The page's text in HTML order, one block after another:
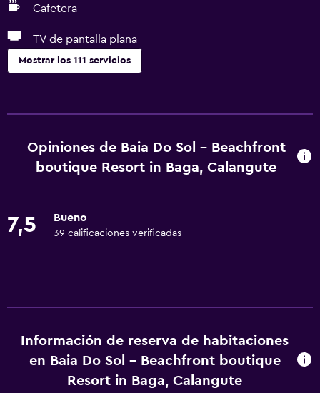
Cafetera
TV de pantalla plana
Mostrar los 111 servicios
Habitaciones familiares
Vista al patio interior
Casilleros
Espacio de almacenamiento
Vista a una calle tranquila
Zona de estar
Opiniones de Baia Do Sol - Beachfront
boutique Resort in Baga, Calangute
7,5 Bueno
39 calificaciones verificadas
Información de reserva de habitaciones
en Baia Do Sol - Beachfront boutique
Resort in Baga, Calangute